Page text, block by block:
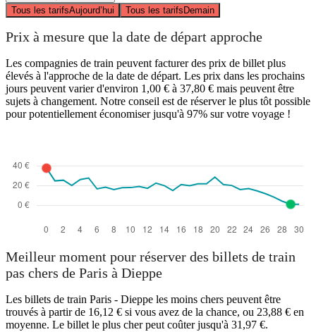
Tous les tarifsAujourd’hui Tous les tarifsDemain
Prix à mesure que la date de départ approche
Les compagnies de train peuvent facturer des prix de billet plus
élevés à l'approche de la date de départ. Les prix dans les prochains
jours peuvent varier d'environ 1,00 € à 37,80 € mais peuvent être
sujets à changement. Notre conseil est de réserver le plus tôt possible
pour potentiellement économiser jusqu'à 97% sur votre voyage !
Meilleur moment pour réserver des billets de train
pas chers de Paris à Dieppe
Les billets de train Paris - Dieppe les moins chers peuvent être
trouvés à partir de 16,12 € si vous avez de la chance, ou 23,88 € en
moyenne. Le billet le plus cher peut coûter jusqu'à 31,97 €.